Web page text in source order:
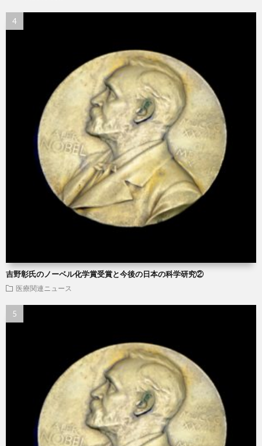
吉野彰氏のノーベル化学賞受賞と今後の日本の科学研究②
医療関連ニュース